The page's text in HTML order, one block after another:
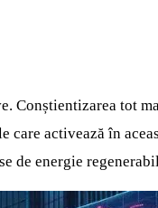
tot
activează în
energie